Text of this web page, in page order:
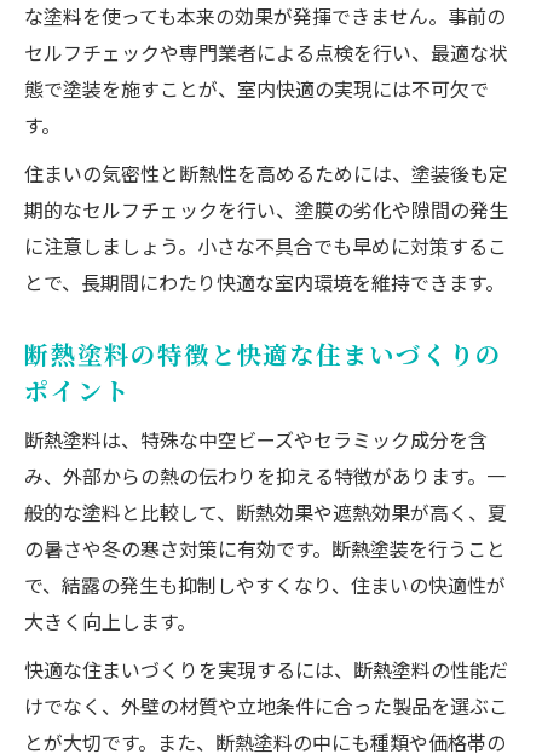
な塗料を使っても本来の効果が発揮できません。事前の
セルフチェックや専門業者による点検を行い、最適な状
態で塗装を施すことが、室内快適の実現には不可欠で
す。
住まいの気密性と断熱性を高めるためには、塗装後も定
期的なセルフチェックを行い、塗膜の劣化や隙間の発生
に注意しましょう。小さな不具合でも早めに対策するこ
とで、長期間にわたり快適な室内環境を維持できます。
断熱塗料の特徴と快適な住まいづくりの
ポイント
断熱塗料は、特殊な中空ビーズやセラミック成分を含
み、外部からの熱の伝わりを抑える特徴があります。一
般的な塗料と比較して、断熱効果や遮熱効果が高く、夏
の暑さや冬の寒さ対策に有効です。断熱塗装を行うこと
で、結露の発生も抑制しやすくなり、住まいの快適性が
大きく向上します。
快適な住まいづくりを実現するには、断熱塗料の性能だ
けでなく、外壁の材質や立地条件に合った製品を選ぶこ
とが大切です。また、断熱塗料の中にも種類や価格帯の